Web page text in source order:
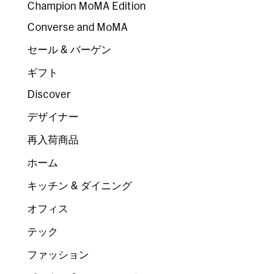
Champion MoMA Edition
Converse and MoMA
セール & バーゲン
ギフト
Discover
デザイナー
再入荷商品
ホーム
キッチン & ダイニング
オフィス
テック
ファッション